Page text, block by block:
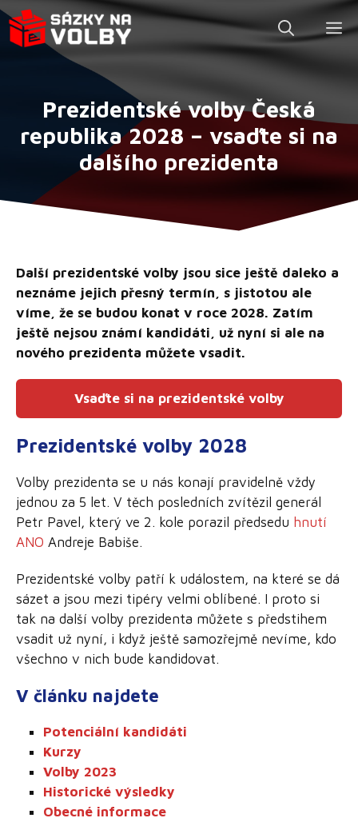
Přeskočit
na
obsah
Prezidentské volby Česká
republika 2028 – vsaďte si na
dalšího prezidenta
Další prezidentské volby jsou sice ještě daleko a
neznáme jejich přesný termín, s jistotou ale
víme, že se budou konat v roce 2028. Zatím
ještě nejsou známí kandidáti, už nyní si ale na
nového prezidenta můžete vsadit.
Vsaďte si na prezidentské volby
Prezidentské volby 2028
Volby prezidenta se u nás konají pravidelně vždy
jednou za 5 let. V těch posledních zvítězil generál
Petr Pavel, který ve 2. kole porazil předsedu hnutí
ANO Andreje Babiše.
Prezidentské volby patří k událostem, na které se dá
sázet a jsou mezi tipéry velmi oblíbené. I proto si
tak na další volby prezidenta můžete s předstihem
vsadit už nyní, i když ještě samozřejmě nevíme, kdo
všechno v nich bude kandidovat.
V článku najdete
Potenciální kandidáti
Kurzy
Volby 2023
Historické výsledky
Obecné informace